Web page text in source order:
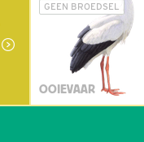
GEEN BROEDSEL
OOIEVAAR